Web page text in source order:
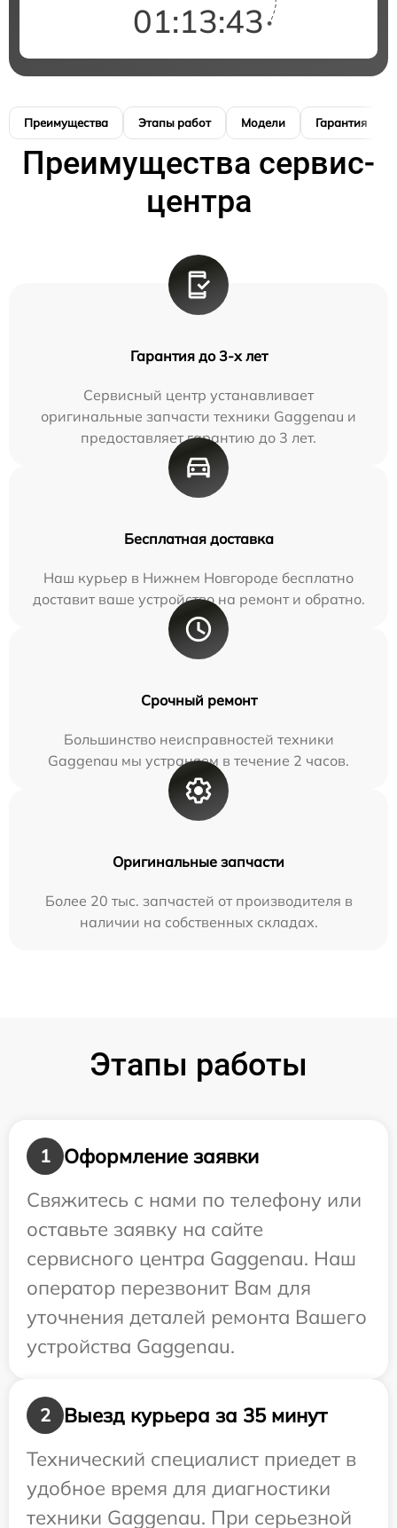
01:13:42
Преимущества Этапы работ Модели Гарантия
Преимущества сервис-
центра
Гарантия до 3-х лет
Сервисный центр устанавливает
оригинальные запчасти техники Gaggenau и
предоставляет гарантию до 3 лет.
Бесплатная доставка
Наш курьер в Нижнем Новгороде бесплатно
доставит ваше устройство на ремонт и обратно.
Срочный ремонт
Большинство неисправностей техники
Gaggenau мы устраняем в течение 2 часов.
Оригинальные запчасти
Более 20 тыс. запчастей от производителя в
наличии на собственных складах.
Этапы работы
1
Оформление заявки
Свяжитесь с нами по телефону или
оставьте заявку на сайте
сервисного центра Gaggenau. Наш
оператор перезвонит Вам для
уточнения деталей ремонта Вашего
устройства Gaggenau.
2
Выезд курьера за 35 минут
Технический специалист приедет в
удобное время для диагностики
техники Gaggenau. При серьезной